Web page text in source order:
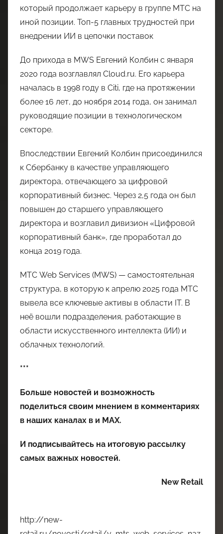
который продолжает карьеру в группе МТС на
иной позиции. Топ-5 главных трудностей при
внедрении ИИ в цепочки поставок
До прихода в MWS Евгений Колбин с января
2020 года возглавлял Cloud.ru. Его карьера
началась в 1998 году в Citi, где на протяжении
более 16 лет, до ноября 2014 года, он занимал
руководящие позиции в технологическом
секторе.
Впоследствии Евгений Колбин присоединился
к Сбербанку в качестве управляющего
директора, отвечающего за цифровой
корпоративный бизнес. Через 2,5 года он был
повышен до старшего управляющего
директора и возглавил дивизион «Цифровой
корпоративный банк», где проработал до
конца 2019 года.
МТС Web Services (MWS) — самостоятельная
структура, в которую к апрелю 2025 года МТС
вывела все ключевые активы в области IT. В
неё вошли подразделения, работающие в
области искусственного интеллекта (ИИ) и
облачных технологий.
***
Больше новостей и возможность
поделиться своим мнением в комментариях
в наших каналах в и MAX.
И подписывайтесь на итоговую рассылку
самых важных новостей.
New Retail
http://new-